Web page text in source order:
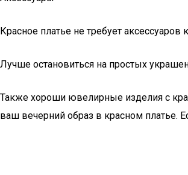
Красное платье не требует
Лучше остановиться на простых
Также хороши ювелирные изделия с
ваш вечерний образ в красном платье.